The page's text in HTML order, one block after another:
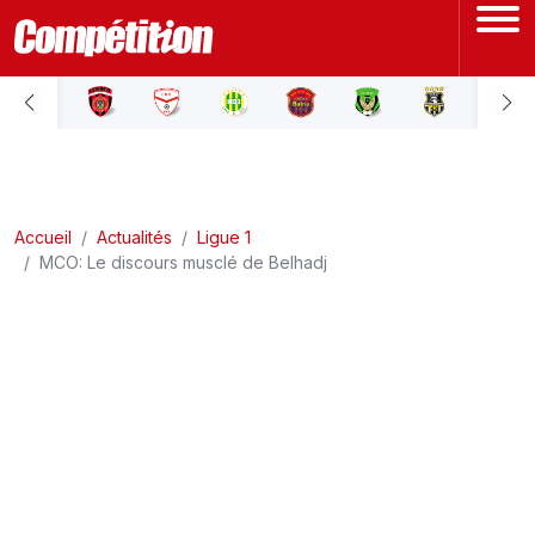
ACCUEIL
LIGUE 2
Accueil Actualités
Ligue 1
MCO: Le discours musclé de Belhadj